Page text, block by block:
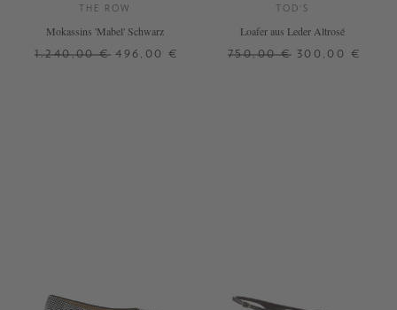
THE ROW
Mokassins 'Mabel' Schwarz
1.240,00 € 496,00 €
TOD'S
Loafer aus Leder Altrosé
750,00 € 300,00 €